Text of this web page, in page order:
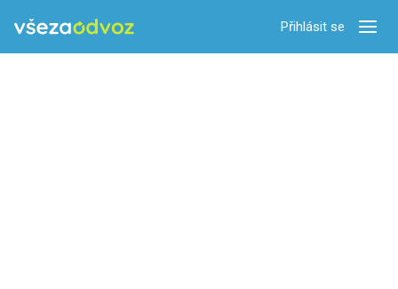
Přihlásit se